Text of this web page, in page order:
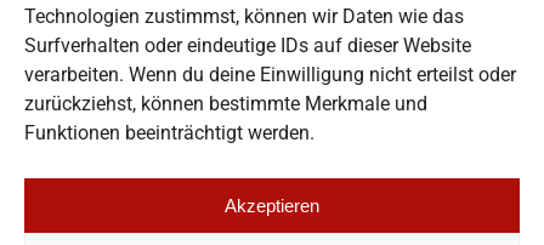
Technologien zustimmst, können wir Daten wie das
Surfverhalten oder eindeutige IDs auf dieser Website
verarbeiten. Wenn du deine Einwilligung nicht erteilst oder
zurückziehst, können bestimmte Merkmale und
Funktionen beeinträchtigt werden.
Akzeptieren
die sieben Farben des
Regenbogens
\"herstellen\" (ab
Vorschulalter)
Additional
Information